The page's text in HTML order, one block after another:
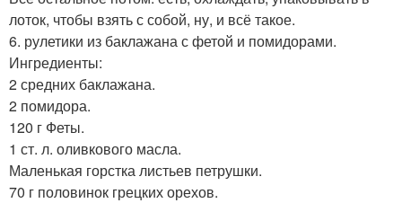
лоток, чтобы взять с собой, ну, и всё такое.
6. рулетики из баклажана с фетой и помидорами.
Ингредиенты:
2 средних баклажана.
2 помидора.
120 г Феты.
1 ст. л. оливкового масла.
Маленькая горстка листьев петрушки.
70 г половинок грецких орехов.